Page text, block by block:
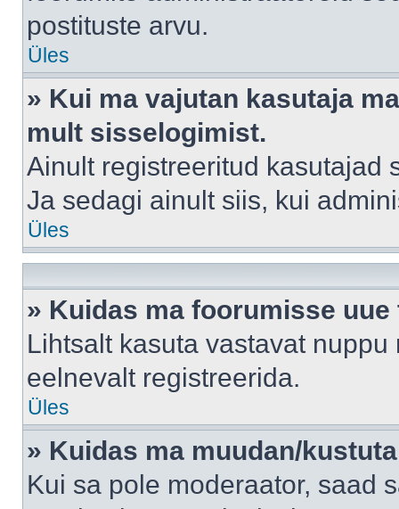
postituste arvu.
Üles
» Kui ma vajutan kasutaja
mult sisselogimist.
Ainult registreeritud kasutajad
Ja sedagi ainult siis, kui
Üles
» Kuidas ma foorumisse uue
Lihtsalt kasuta vastavat
eelnevalt registreerida.
Üles
» Kuidas ma muudan/
Kui sa pole moderaator, saad